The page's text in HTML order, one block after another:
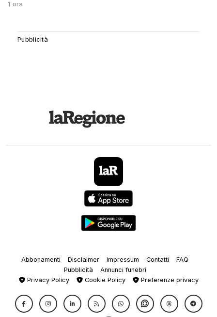
1 ora
Abbonamenti Disclaimer Impressum Contatti
FAQ
Pubblicità
Annunci funebri
Privacy Policy
Cookie Policy Preferenze privacy